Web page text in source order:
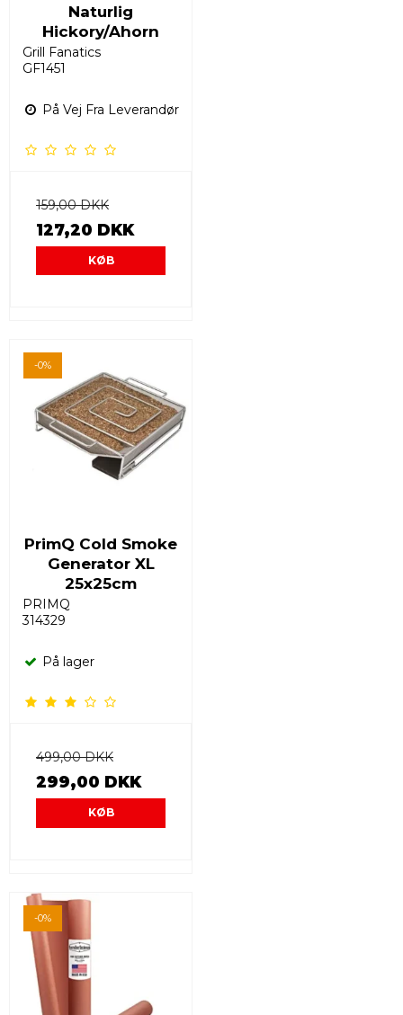
Naturlig
Hickory/Ahorn
Grill Fanatics
GF1451
På Vej Fra Leverandør
159,00 DKK
127,20 DKK
KØB
-0%
PrimQ Cold Smoke
Generator XL
25x25cm
PRIMQ
314329
På lager
499,00 DKK
299,00 DKK
KØB
-0%